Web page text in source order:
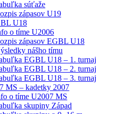
súťaže
zápasov U19
U18
o tíme U2006
zápasov EGBL U18
nášho tímu
EGBL U18 – 1. turnaj
EGBL U18 – 2. turnaj
EGBL U18 – 3. turnaj
MS – kadetky 2007
o tíme U2007 MS
skupiny Západ